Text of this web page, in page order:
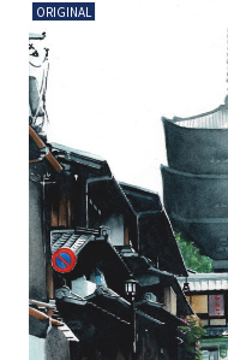
ORIGINAL